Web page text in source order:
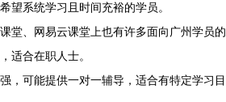
望系统学习且时间充裕的学员。
课堂、网易云课堂上也有许多面向广州学员的
适合在职人士。
强，可能提供一对一辅导，适合有特定学习目